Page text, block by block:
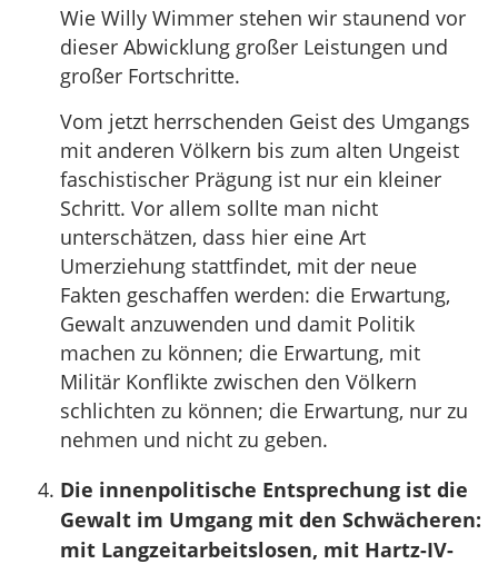
Wie Willy Wimmer stehen wir staunend vor
dieser Abwicklung großer Leistungen und
großer Fortschritte.
Vom jetzt herrschenden Geist des Umgangs
mit anderen Völkern bis zum alten Ungeist
faschistischer Prägung ist nur ein kleiner
Schritt. Vor allem sollte man nicht
unterschätzen, dass hier eine Art
Umerziehung stattfindet, mit der neue
Fakten geschaffen werden: die Erwartung,
Gewalt anzuwenden und damit Politik
machen zu können; die Erwartung, mit
Militär Konflikte zwischen den Völkern
schlichten zu können; die Erwartung, nur zu
nehmen und nicht zu geben.
Die innenpolitische Entsprechung ist die
Gewalt im Umgang mit den Schwächeren:
mit Langzeitarbeitslosen, mit Hartz-IV-